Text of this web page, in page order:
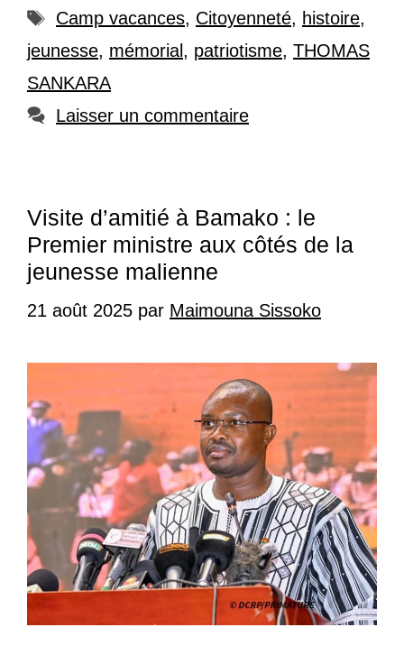
Étiquettes
Camp vacances, Citoyenneté, histoire,
jeunesse, mémorial , patriotisme, THOMAS
SANKARA
Laisser un commentaire
Visite d’amitié à Bamako : le
Premier ministre aux côtés de la
jeunesse malienne
21 août 2025 par Maimouna Sissoko